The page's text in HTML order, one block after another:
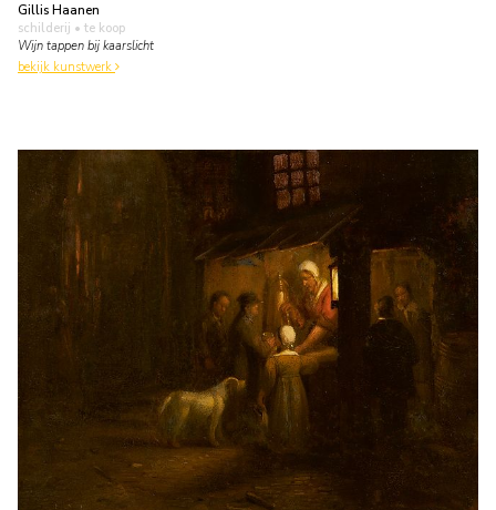
Gillis Haanen
schilderij • te koop
Wijn tappen bij kaarslicht
bekijk kunstwerk